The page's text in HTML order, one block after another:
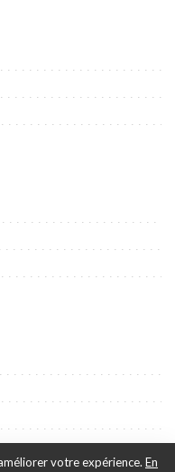
votre expérience. En